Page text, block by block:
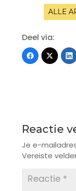
ALLE
Deel via:
Reactie
Je e-
Vereiste